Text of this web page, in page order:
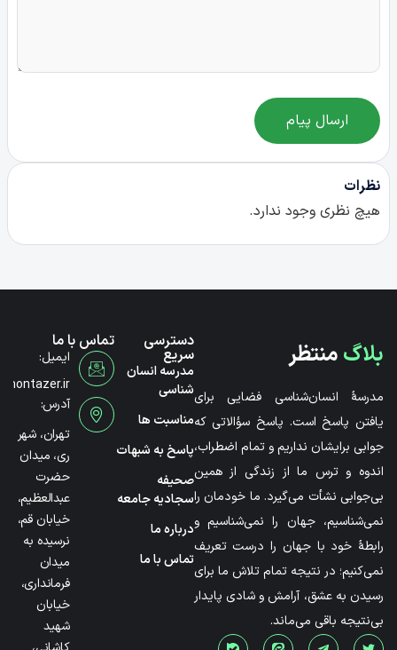
ارسال پیام
نظرات
هیچ نظری وجود ندارد.
بلاگمنتظر
مدرسۀ انسان‌شناسی فضایی برای
یافتن پاسخ است. پاسخ سؤالاتی که
جوابی برایشان نداریم و تمام اضطراب،
اندوه و ترس ما از زندگی از همین
بی‌جوابی نشأت می‌گیرد. ما خودمان را
نمی‌شناسیم، جهان را نمی‌شناسیم و
رابطۀ خود با جهان را درست تعریف
نمی‌کنیم؛ در نتیجه تمام تلاش ما برای
رسیدن به عشق، آرامش و شادی پایدار
بی‌نتیجه باقی می‌ماند.
دسترسی
سریع
مدرسه انسان
شناسی
مناسبت ها
پاسخ به شبهات
صحیفه
سجادیه جامعه
درباره ما
تماس با ما
تماس با ما
ایمیل:
آدرس:
تهران، شهر
ری، میدان
حضرت
عبدالعظیم،
خیابان قم،
نرسیده به
میدان
فرمانداری،
خیابان
شهید